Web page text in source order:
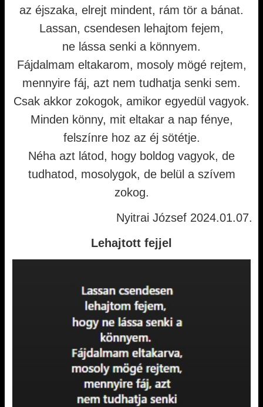
az éjszaka, elrejt mindent, rám tör a bánat.
Lassan, csendesen lehajtom fejem,
ne lássa senki a könnyem.
Fájdalmam eltakarom, mosoly mögé rejtem,
mennyire fáj, azt nem tudhatja senki sem.
Csak akkor zokogok, amikor egyedül vagyok.
Minden könny, mit eltakar a nap fénye,
felszínre hoz az éj sötétje.
Néha azt látod, hogy boldog vagyok, de
tudhatod, mosolygok, de belül a szívem
zokog.
Nyitrai József 2024.01.07.
Lehajtott fejjel